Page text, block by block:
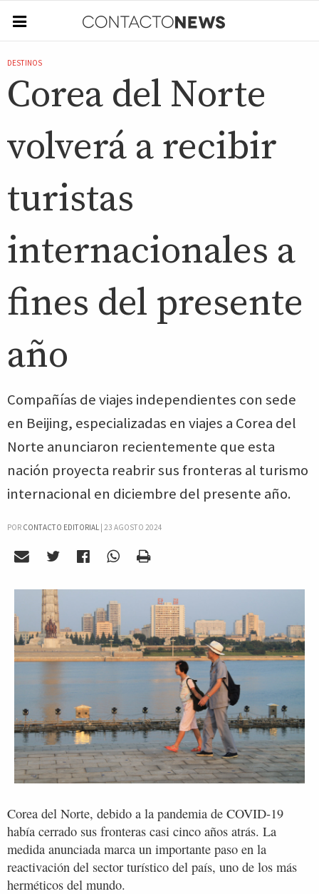
DESTINOS
Corea del Norte
volverá a recibir
turistas
internacionales a
fines del presente
año
Compañías de viajes independientes con sede
en Beijing, especializadas en viajes a Corea del
Norte anunciaron recientemente que esta
nación proyecta reabrir sus fronteras al turismo
internacional en diciembre del presente año.
POR CONTACTO EDITORIAL| 23 AGOSTO 2024
Corea del Norte, debido a la pandemia de COVID-19
había cerrado sus fronteras casi cinco años atrás. La
medida anunciada marca un importante paso en la
reactivación del sector turístico del país, uno de los más
herméticos del mundo.